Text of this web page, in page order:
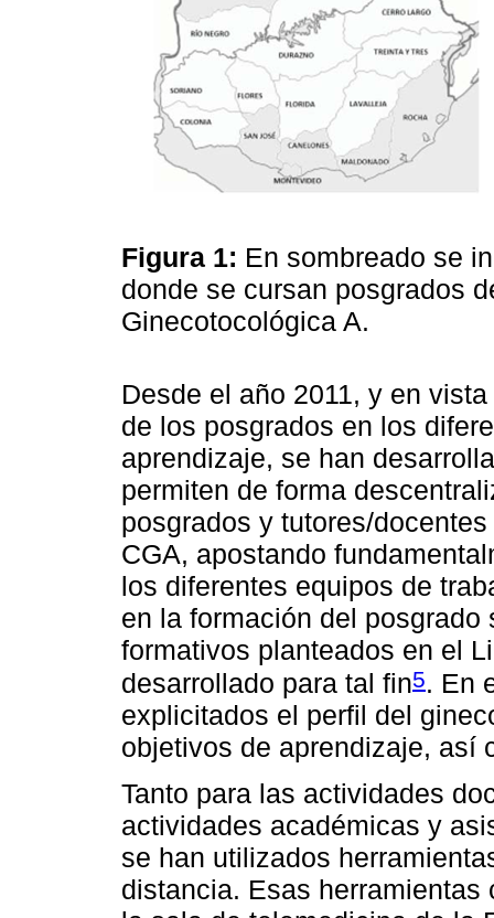
Figura 1: En sombreado se
donde se cursan posgrados
Ginecotocológica A.
Desde el año 2011, y en
de los posgrados en los
aprendizaje, se han
permiten de forma
posgrados y tutores/
CGA, apostando
los diferentes equipos de
en la formación del
formativos planteados en el
desarrollado para tal fin5. En
explicitados el perfil del
objetivos de aprendizaje, así
Tanto para las actividades
actividades académicas y
se han utilizados
distancia. Esas